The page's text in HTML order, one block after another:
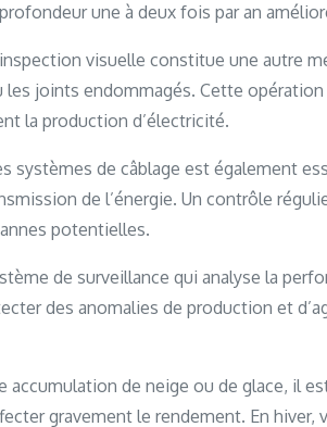
une à deux fois par an
visuelle constitue une autre
les joints endommagés. Cette
la production d’électricité.
systèmes de câblage est également
de l’énergie. Un contrôle
potentielles.
de surveillance qui analyse la
des anomalies de production et
accumulation de neige ou de glace, il
gravement le rendement. En hiver,